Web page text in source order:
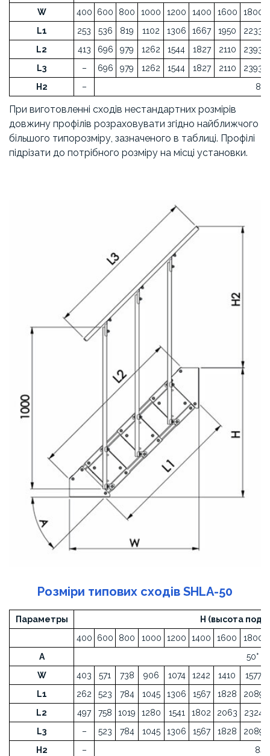
W
400 600 800 1000 1200 1400 1600 1800
L1
253 536 819 1102 1306 1667 1950
2233
L2
413 696 979 1262 1544 1827 2110 2393
L3
– 696 979 1262 1544 1827 2110 2393
H2
– 877
При виготовленні сходів нестандартних розмірів
довжину профілів розраховувати згідно найближчого
більшого типорозміру, зазначеного в таблиці. Профілі
підрізати до потрібного розміру на місці установки.
Розміри типових сходів SHLA-50
Параметры
H (высота
400
600 800 1000 1200 1400 1600 1800
A
50°
W
403 571 738 906 1074 1242 1410
1577
L1
262 523 784 1045 1306 1567 1828
2089
L2
497 758 1019 1280 1541 1802 2063
2324
L3
– 523 784 1045 1306 1567 1828
2089
H2
– 843